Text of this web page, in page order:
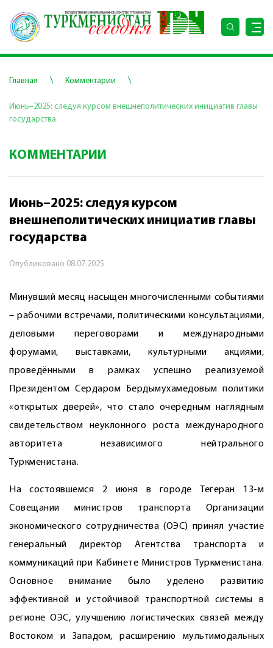
Главная \ Комментарии \
Июнь–2025: следуя курсом внешнеполитических инициатив главы
государства
КОММЕНТАРИИ
Июнь–2025: следуя курсом
внешнеполитических инициатив главы
государства
Опубликовано 08.07.2025
Минувший месяц насыщен многочисленными событиями
– рабочими встречами, политическими консультациями,
деловыми переговорами и международными
форумами, выставками, культурными акциями,
проведёнными в рамках успешно реализуемой
Президентом Сердаром Бердымухамедовым политики
«открытых дверей», что стало очередным наглядным
свидетельством неуклонного роста международного
авторитета независимого нейтрального
Туркменистана.
На состоявшемся 2 июня в городе Тегеран 13-м
Совещании министров транспорта Организации
экономического сотрудничества (ОЭС) принял участие
генеральный директор Агентства транспорта и
коммуникаций при Кабинете Министров Туркменистана.
Основное внимание было уделено развитию
эффективной и устойчивой транспортной системы в
регионе ОЭС, улучшению логистических связей между
Востоком и Западом, расширению мультимодальных